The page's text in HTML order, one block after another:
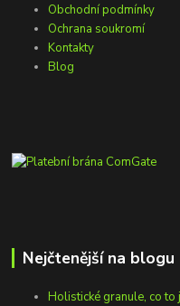
Obchodní podmínky
Ochrana soukromí
Kontakty
Blog
Nejčtenější na blogu
Holistické granule, co to